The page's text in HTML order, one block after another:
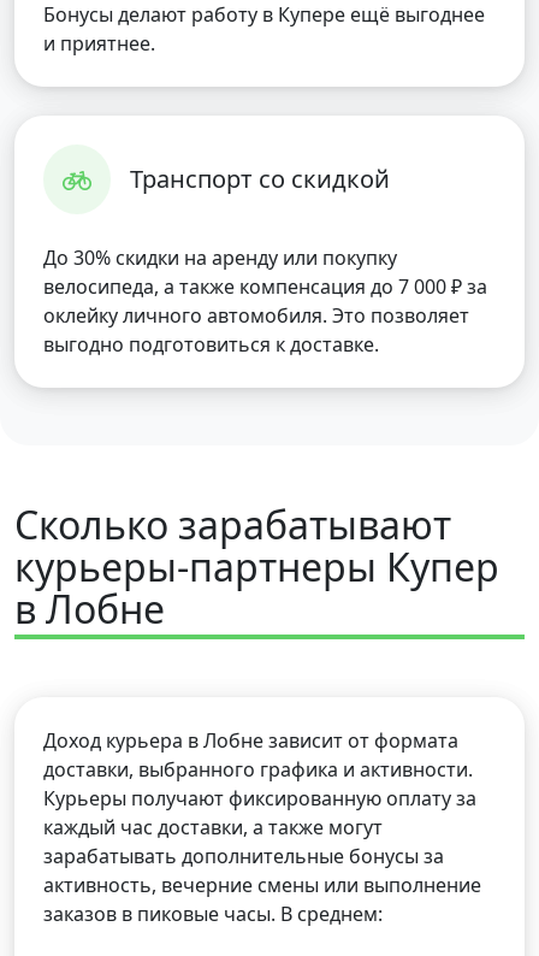
Бонусы делают работу в Купере ещё выгоднее
и приятнее.
Транспорт со скидкой
До 30% скидки на аренду или покупку
велосипеда, а также компенсация до 7 000 ₽ за
оклейку личного автомобиля. Это позволяет
выгодно подготовиться к доставке.
Сколько зарабатывают
курьеры-партнеры Купер
в Лобне
Доход курьера в Лобне зависит от формата
доставки, выбранного графика и активности.
Курьеры получают фиксированную оплату за
каждый час доставки, а также могут
зарабатывать дополнительные бонусы за
активность, вечерние смены или выполнение
заказов в пиковые часы. В среднем: